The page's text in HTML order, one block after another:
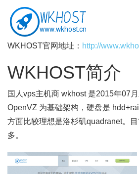
WKHOST官网地址： http://
WKHOST简介
国人vps主机商 wkhost 是2015年07
OpenVZ 为基础架构，硬盘是
方面比较理想是洛杉矶quadranet。
多。